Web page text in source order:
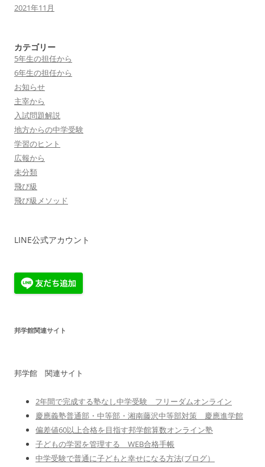
2021年11月
カテゴリー
5年生の担任から
6年生の担任から
お知らせ
主宰から
入試問題解説
地方からの中学受験
学習のヒント
広報から
未分類
飛び級
飛び級メソッド
LINE公式アカウント
邦学館関連サイト
邦学館 関連サイト
2年間で完成する塾なし中学受験 フリーダムオンライン
慶應義塾普通部・中等部・湘南藤沢中等部対策 慶應進学館
偏差値60以上合格を目指す邦学館算数オンライン塾
子どもの学習を管理する WEB合格手帳
中学受験で普通に子どもと幸せになる方法(ブログ）